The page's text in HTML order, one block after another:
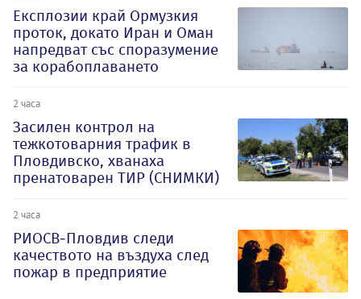
Експлозии край Ормузкия
проток, докато Иран и Оман
напредват със споразумение
за корабоплаването
2 часа
Засилен контрол на
тежкотоварния трафик в
Пловдивско, хванаха
пренатоварен ТИР (СНИМКИ)
2 часа
РИОСВ-Пловдив следи
качеството на въздуха след
пожар в предприятие